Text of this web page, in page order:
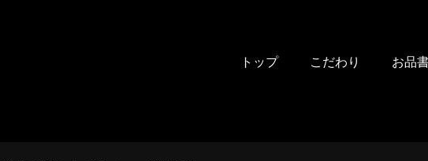
トップ こだわり お品